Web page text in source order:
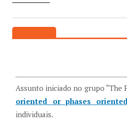
Assunto iniciado no grupo
oriented or phases
individuais.